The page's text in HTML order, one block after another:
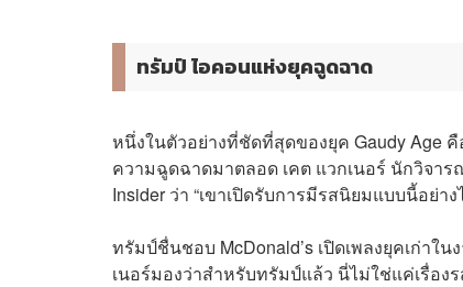
ทรัมป์ ไอคอนแห่งยุคฉูดฉาด
หนึ่งในตัวอย่างที่ชัดที่สุดของยุค Gaudy Age
ความฉูดฉาดมาตลอด เคต แวกเนอร์ นักวิจา
Insider ว่า “เขาเปิดรับการมีรสนิยมแบบนี้อย่าง
ทรัมป์ชื่นชอบ McDonald’s เปิดเพลงยุคเก่าใ
เนอร์มองว่าสำหรับทรัมป์แล้ว นี่ไม่ใช่แค่เรื่อ